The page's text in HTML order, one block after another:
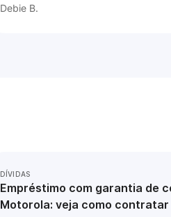
Debie B.
DÍVIDAS
Empréstimo com garantia de
Motorola: veja como contratar